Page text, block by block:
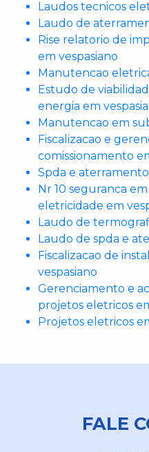
Laudos tecnicos
Laudo de
Rise relatorio de
em vespasiano
Manutencao
Estudo de
energia em
Manutencao em
Fiscalizacao e
comissionamento
Spda e
Nr 10 seguranca
eletricidade em
Laudo de
Laudo de spda e
Fiscalizacao de
vespasiano
Gerenciamento e
projetos eletricos
Projetos eletricos
FALE